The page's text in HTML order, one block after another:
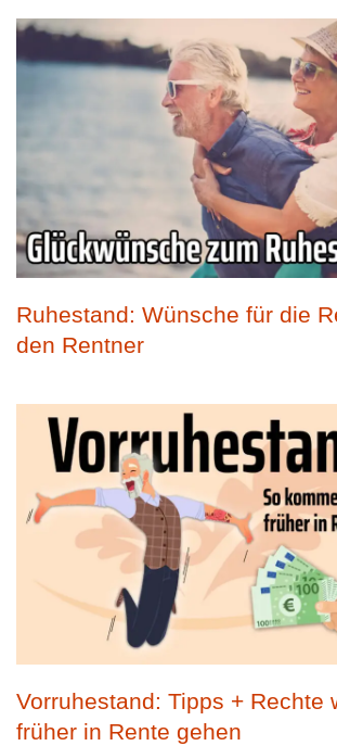
Ruhestand: Wünsche für die
den Rentner
Vorruhestand: Tipps + Rechte
früher in Rente gehen